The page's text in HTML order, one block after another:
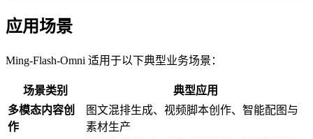
应用场景
Ming-Flash-Omni 适用于以下典型业务场景：
场景类别
典型应用
多模态内容创
作
图文混排生成、视频脚本创作、智能配图与
素材生产